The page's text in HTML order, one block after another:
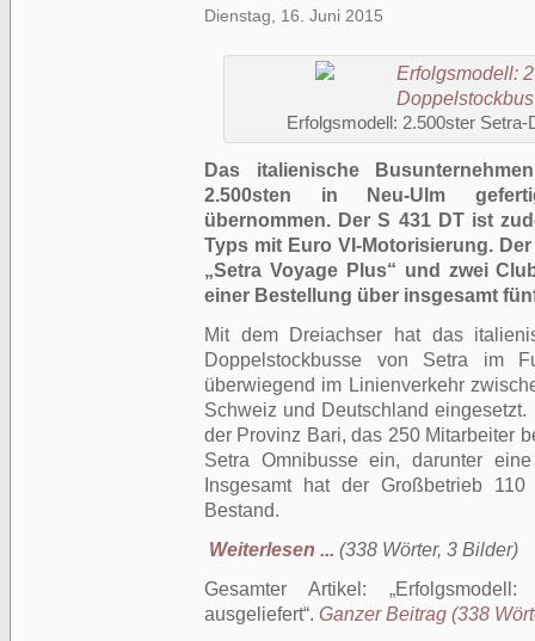
Dienstag, 16. Juni 2015
Erfolgsmodell: 2.500ster
Das italienische
2.500sten in Neu-Ulm
übernommen. Der S 431 DT ist
Typs mit Euro VI-Motorisierung.
„Setra Voyage Plus“ und zwei
einer Bestellung über insgesamt
Mit dem Dreiachser hat das
Doppelstockbusse von Setra im
überwiegend im Linienverkehr
Schweiz und Deutschland
der Provinz Bari, das 250 Mitarbeiter
Setra Omnibusse ein, darunter
Insgesamt hat der Großbetrieb
Bestand.
Weiterlesen ... (338 Wörter, 3 Bilder)
Gesamter Artikel:
Erfolgsmodell:
ausgeliefert . Ganzer Beitrag (338